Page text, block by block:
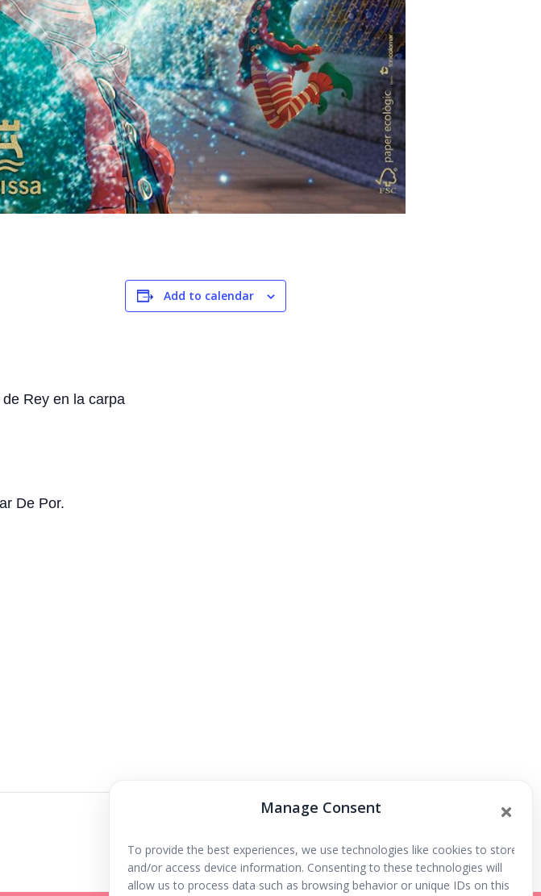
Manage Consent
To provide the best experiences, we use technologies like cookies to store
and/or access device information. Consenting to these technologies will
allow us to process data such as browsing behavior or unique IDs on this
Rey en la carpa
De Por.
Add to calendar